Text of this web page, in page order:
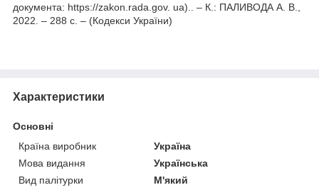
документа: https://zakon.rada.gov. ua).. – К.: ПАЛИВОДА А. В.,
2022. – 288 с. – (Кодекси України)
Характеристики
Основні
Країна виробник
Україна
Мова видання
Українська
Вид палітурки
М'який